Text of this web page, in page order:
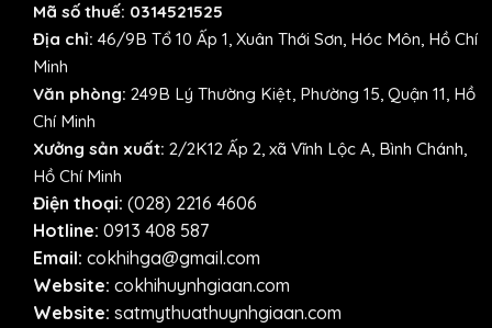
Mã số thuế: 0314521525
Địa chỉ: 46/9B Tổ 10 Ấp 1, Xuân Thới Sơn, Hóc Môn, Hồ Chí
Minh
Văn phòng: 249B Lý Thường Kiệt, Phường 15, Quận 11, Hồ
Chí Minh
Xưởng sản xuất: 2/2K12 Ấp 2, xã Vĩnh Lộc A, Bình Chánh,
Hồ Chí Minh
Điện thoại: (028) 2216 4606
Hotline: 0913 408 587
Email: cokhihga@gmail.com
Website: cokhihuynhgiaan.com
Website: satmythuathuynhgiaan.com